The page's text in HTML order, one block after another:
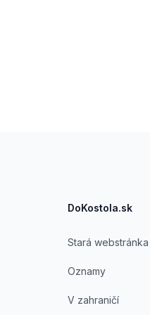
DoKostola.sk
Stará webstránka
Oznamy
V zahraničí